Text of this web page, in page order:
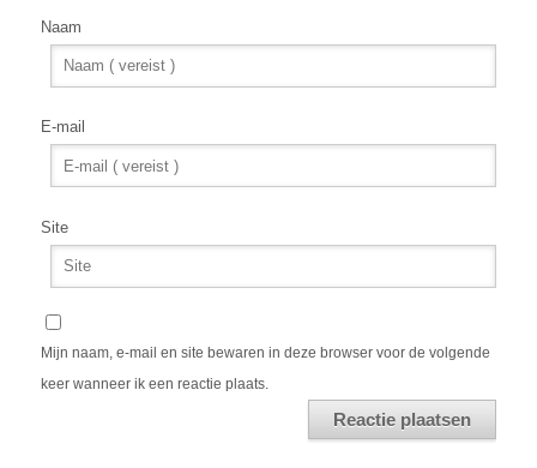
Naam
E-mail
Site
Mijn naam, e-mail en site bewaren in deze browser voor de volgende
keer wanneer ik een reactie plaats.